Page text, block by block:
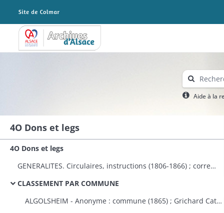
Archives Alsace - Colmar
Aide à la
4O Dons et legs
4O Dons et legs
GENERALITES. Circulaires, instructions (1806-1866) ; correspondance avec le préfet (1823-1870) ; dons à plusieurs communes et établissements publics (1808-1870) ; états des dons et legs faits aux établissements religieux et publics (1823-1870).
CLASSEMENT PAR COMMUNE
ALGOLSHEIM - Anonyme : commune (1865) ; Grichard Catherine : caisse des pauvres protestants d'Algolsheim et de Volgelsheim (1853).